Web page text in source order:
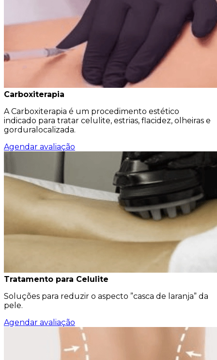
Carboxiterapia
A Carboxiterapia é um procedimento estético
indicado para tratar celulite, estrias, flacidez, olheiras e
gorduralocalizada.
Agendar avaliação
Tratamento para Celulite
Soluções para reduzir o aspecto ”casca de laranja” da
pele.
Agendar avaliação